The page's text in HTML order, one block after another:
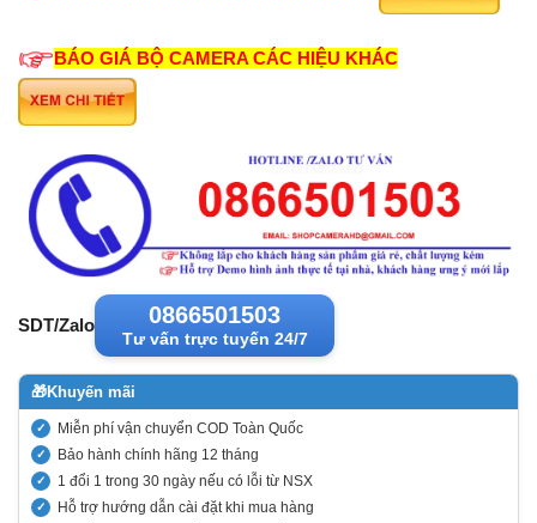
BÁO GIÁ BỘ CAMERA CÁC HIỆU KHÁC
SDT/Zalo 0866501503
Tư vấn trực tuyến 24/7
🎁Khuyến mãi
Miễn phí vận chuyển COD Toàn Quốc
Bảo hành chính hãng 12 tháng
1 đổi 1 trong 30 ngày nếu có lỗi từ NSX
Hỗ trợ hướng dẫn cài đặt khi mua hàng